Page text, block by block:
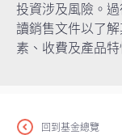
投資涉及風險。
讀銷售文件以了
素、收費及產品特
回到基金總覽